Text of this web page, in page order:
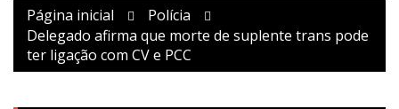
Página inicial
Polícia
Delegado afirma que morte de suplente trans pode
ter ligação com CV e PCC